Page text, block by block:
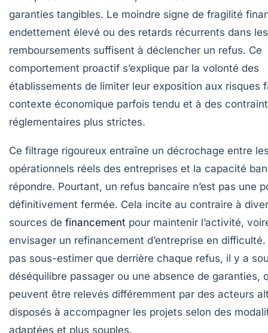
garanties tangibles. Le moindre signe de fragilité
endettement élevé ou des retards récurrents dans les
remboursements suffisent à déclencher un refus. Ce
comportement proactif s’explique par la volonté des
établissements de limiter leur exposition aux risques
contexte économique parfois tendu et à des
réglementaires plus strictes.
Ce filtrage rigoureux entraîne un décrochage entre
opérationnels réels des entreprises et la capacité
répondre. Pourtant, un refus bancaire n’est pas une
définitivement fermée. Cela incite au contraire à
sources de financement pour maintenir l’activité,
envisager un refinancement d’entreprise en
pas sous-estimer que derrière chaque refus, il y a
déséquilibre passager ou une absence de garanties,
peuvent être relevés différemment par des acteurs
disposés à accompagner les projets selon des
adaptées et plus souples.